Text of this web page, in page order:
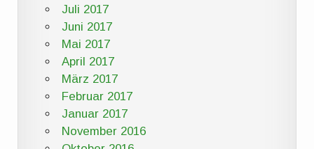
Juli 2017
Juni 2017
Mai 2017
April 2017
März 2017
Februar 2017
Januar 2017
November 2016